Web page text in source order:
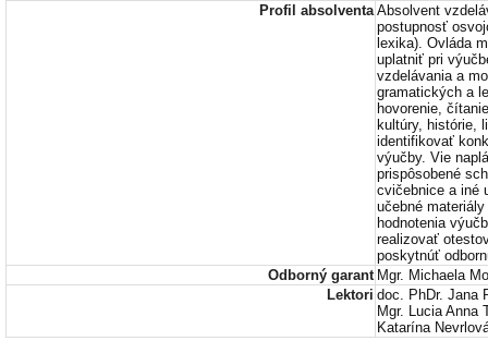
Profil absolventa Absolvent
postupnosť
lexika). Ovláda
uplatniť pri
vzdelávania a
gramatických a
hovorenie,
kultúry, histórie,
identifikovať
výučby. Vie
prispôsobené
cvičebnice a iné
učebné
hodnotenia
realizovať
poskytnúť
Odborný garant Mgr. Michaela
Lektori doc. PhDr. Jana
Mgr. Lucia Anna
Katarína